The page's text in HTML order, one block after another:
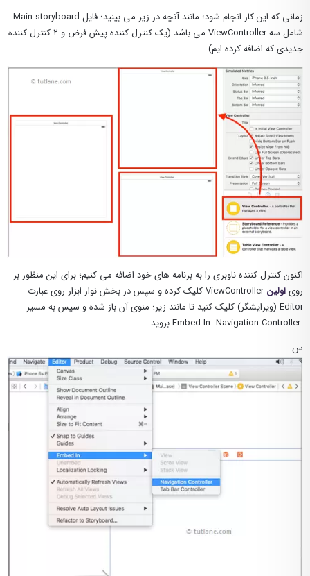
زمانی که این کار انجام شود؛ مانند آنچه در زیر می بینید؛ فایل Main.storyboard
شامل سه ViewController می باشد (یک کنترل کننده پیش فرض و ۲ کنترل کننده
جدیدی که اضافه کرده ایم).
اکنون کنترل کننده ناوبری را به برنامه های خود اضافه می کنیم؛ برای این منظور بر
رویاولین
ViewController کلیک کرده و سپس در بخش نوار ابزار روی عبارت
Editor (ویرایشگر) کلیک کنید تا مانند زیر؛ منوی آن باز شده و سپس به مسیر
Embed In Navigation Controller بروید.
س